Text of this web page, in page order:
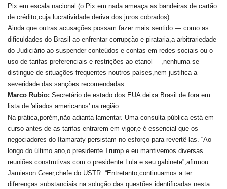
Pix em escala nacional (o Pix em nada ameaça as bandeiras de cartão
de crédito,cuja lucratividade deriva dos juros cobrados).
Ainda que outras acusações possam fazer mais sentido — como as
dificuldades do Brasil ao enfrentar corrupção e pirataria,a arbitrariedade
do Judiciário ao suspender conteúdos e contas em redes sociais ou o
uso de tarifas preferenciais e restrições ao etanol —,nenhuma se
distingue de situações frequentes noutros países,nem justifica a
severidade das sanções recomendadas.
Marco Rubio: Secretário de estado dos EUA deixa Brasil de fora em
lista de 'aliados americanos' na região
Na prática,porém,não adianta lamentar. Uma consulta pública está em
curso antes de as tarifas entrarem em vigor,e é essencial que os
negociadores do Itamaraty persistam no esforço para revertê-las. “Ao
longo do último ano,o presidente Trump e eu mantivemos diversas
reuniões construtivas com o presidente Lula e seu gabinete”,afirmou
Jamieson Greer,chefe do USTR. “Entretanto,continuamos a ter
diferenças substanciais na solução das questões identificadas nesta